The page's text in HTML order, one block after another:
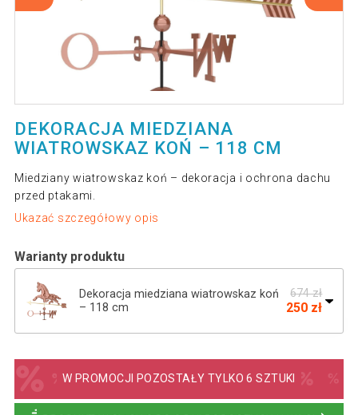
DEKORACJA MIEDZIANA
WIATROWSKAZ KOŃ – 118 CM
Miedziany wiatrowskaz koń – dekoracja i ochrona dachu
przed ptakami.
Ukazać szczegółowy opis
Warianty produktu
Dekoracja miedziana wiatrowskaz koń
– 118 cm
674 zł
250 zł
żaglówka na dach 135cm
304 zł
W PROMOCJI POZOSTAŁY TYLKO 6 SZTUKI